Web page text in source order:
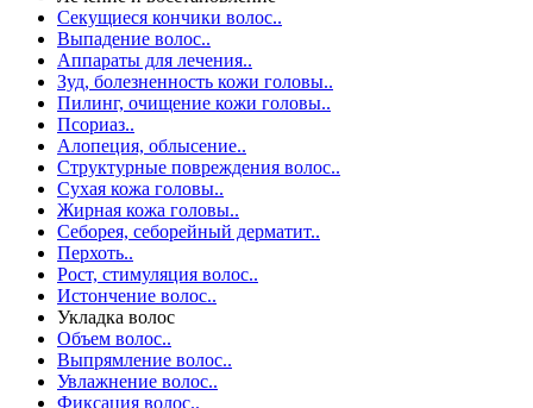
Секущиеся кончики волос..
Выпадение волос..
Аппараты для лечения..
Зуд, болезненность кожи головы..
Пилинг, очищение кожи головы..
Псориаз..
Алопеция, облысение..
Структурные повреждения волос..
Сухая кожа головы..
Жирная кожа головы..
Себорея, себорейный дерматит..
Перхоть..
Рост, стимуляция волос..
Истончение волос..
Укладка волос
Объем волос..
Выпрямление волос..
Увлажнение волос..
Фиксация волос..